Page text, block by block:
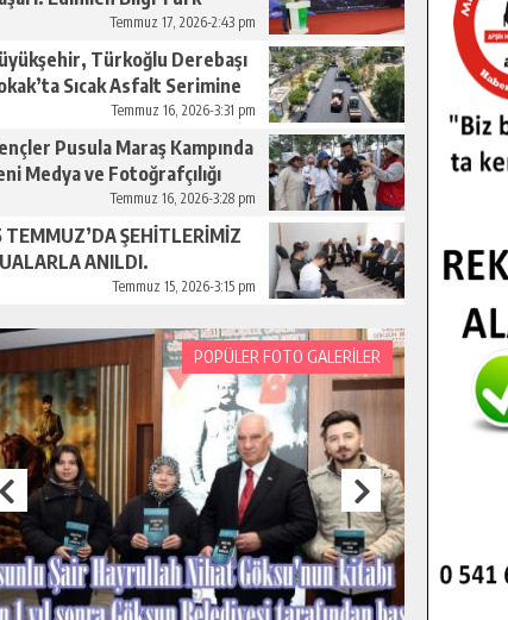
Katkı Sağlayacak.
Temmuz 17, 2026-2:43 pm
Türkoğlu Derebaşı
Sıcak Asfalt Serimine
Temmuz 16, 2026-3:31 pm
Pusula Maraş Kampında
Medya ve Fotoğrafçılığı
Temmuz 16, 2026-3:28 pm
TEMMUZ’DA ŞEHİTLERİMİZ
ANILDI.
Temmuz 15, 2026-3:15 pm
POPÜLER FOTO GALERİLER